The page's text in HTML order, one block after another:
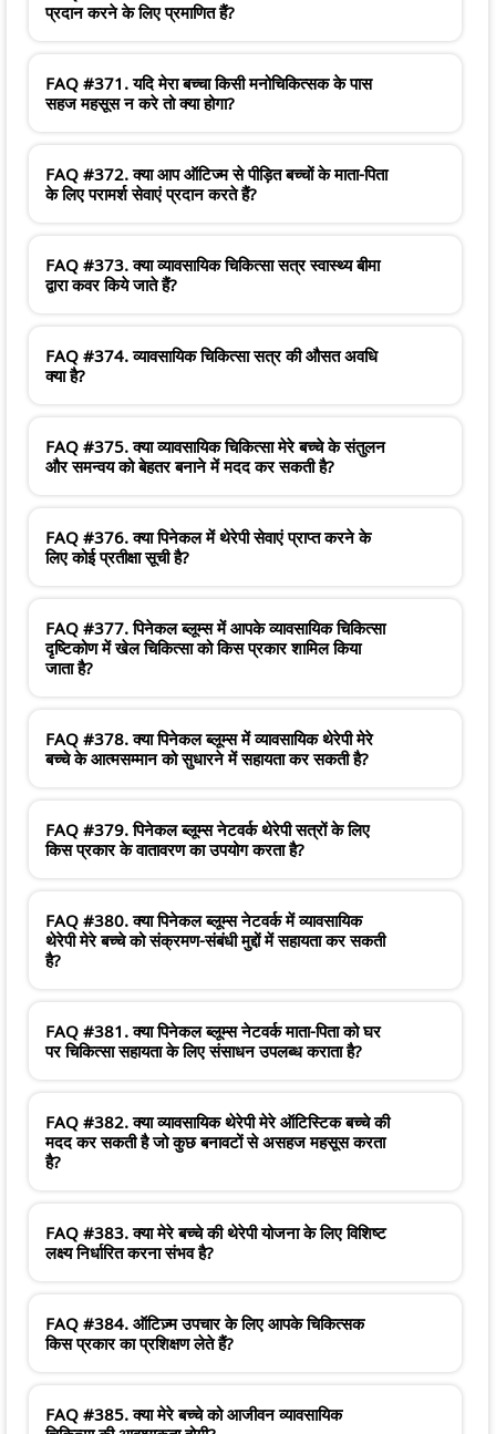
प्रदान करने के लिए प्रमाणित हैं?
FAQ #371. यदि मेरा बच्चा किसी मनोचिकित्सक के पास
सहज महसूस न करे तो क्या होगा?
FAQ #372. क्या आप ऑटिज्म से पीड़ित बच्चों के माता-पिता
के लिए परामर्श सेवाएं प्रदान करते हैं?
FAQ #373. क्या व्यावसायिक चिकित्सा सत्र स्वास्थ्य बीमा
द्वारा कवर किये जाते हैं?
FAQ #374. व्यावसायिक चिकित्सा सत्र की औसत अवधि
क्या है?
FAQ #375. क्या व्यावसायिक चिकित्सा मेरे बच्चे के संतुलन
और समन्वय को बेहतर बनाने में मदद कर सकती है?
FAQ #376. क्या पिनेकल में थेरेपी सेवाएं प्राप्त करने के
लिए कोई प्रतीक्षा सूची है?
FAQ #377. पिनेकल ब्लूम्स में आपके व्यावसायिक चिकित्सा
दृष्टिकोण में खेल चिकित्सा को किस प्रकार शामिल किया
जाता है?
FAQ #378. क्या पिनेकल ब्लूम्स में व्यावसायिक थेरेपी मेरे
बच्चे के आत्मसम्मान को सुधारने में सहायता कर सकती है?
FAQ #379. पिनेकल ब्लूम्स नेटवर्क थेरेपी सत्रों के लिए
किस प्रकार के वातावरण का उपयोग करता है?
FAQ #380. क्या पिनेकल ब्लूम्स नेटवर्क में व्यावसायिक
थेरेपी मेरे बच्चे को संक्रमण-संबंधी मुद्दों में सहायता कर सकती
है?
FAQ #381. क्या पिनेकल ब्लूम्स नेटवर्क माता-पिता को घर
पर चिकित्सा सहायता के लिए संसाधन उपलब्ध कराता है?
FAQ #382. क्या व्यावसायिक थेरेपी मेरे ऑटिस्टिक बच्चे की
मदद कर सकती है जो कुछ बनावटों से असहज महसूस करता
है?
FAQ #383. क्या मेरे बच्चे की थेरेपी योजना के लिए विशिष्ट
लक्ष्य निर्धारित करना संभव है?
FAQ #384. ऑटिज़्म उपचार के लिए आपके चिकित्सक
किस प्रकार का प्रशिक्षण लेते हैं?
FAQ #385. क्या मेरे बच्चे को आजीवन व्यावसायिक